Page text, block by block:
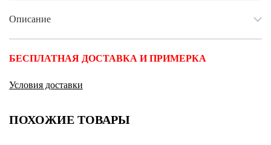
Описание
БЕСПЛАТНАЯ ДОСТАВКА И ПРИМЕРКА
Условия доставки
ПОХОЖИЕ ТОВАРЫ